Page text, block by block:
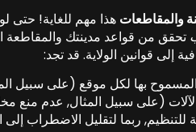
والمقاطعات
تحقق من قواعد مدينتك والمقاطعة
إلى قوانين الولاية. قد تجد:
بها لكل موقع (على سبيل المثال,
(على سبيل المثال, عدم منع
ربما لتقليل الاضطراب إلى